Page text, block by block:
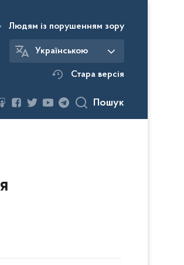
Людям із порушенням зору
Українською
Стара версія
Пошук